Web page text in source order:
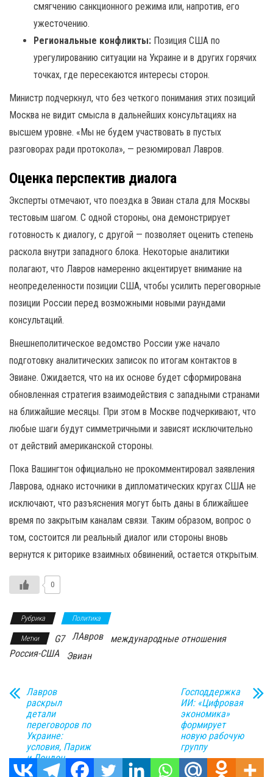
смягчению санкционного режима или, напротив, его
ужесточению.
Региональные конфликты: Позиция США по
урегулированию ситуации на Украине и в других горячих
точках, где пересекаются интересы сторон.
Министр подчеркнул, что без четкого понимания этих позиций
Москва не видит смысла в дальнейших консультациях на
высшем уровне. «Мы не будем участвовать в пустых
разговорах ради протокола», — резюмировал Лавров.
Оценка перспектив диалога
Эксперты отмечают, что поездка в Эвиан стала для Москвы
тестовым шагом. С одной стороны, она демонстрирует
готовность к диалогу, с другой — позволяет оценить степень
раскола внутри западного блока. Некоторые аналитики
полагают, что Лавров намеренно акцентирует внимание на
неопределенности позиции США, чтобы усилить переговорные
позиции России перед возможными новыми раундами
консультаций.
Внешнеполитическое ведомство России уже начало
подготовку аналитических записок по итогам контактов в
Эвиане. Ожидается, что на их основе будет сформирована
обновленная стратегия взаимодействия с западными странами
на ближайшие месяцы. При этом в Москве подчеркивают, что
любые шаги будут симметричными и зависят исключительно
от действий американской стороны.
Пока Вашингтон официально не прокомментировал заявления
Лаврова, однако источники в дипломатических кругах США не
исключают, что разъяснения могут быть даны в ближайшее
время по закрытым каналам связи. Таким образом, вопрос о
том, состоится ли реальный диалог или стороны вновь
вернутся к риторике взаимных обвинений, остается открытым.
0
Рубрика Политика
Метки G7 ЛАвров
международные отношения
Россия-США
Эвиан
Лавров
раскрыл
детали
переговоров по
Украине:
условия, Париж
и Лондон
Господдержка
ИИ: «Цифровая
экономика»
формирует
новую рабочую
группу